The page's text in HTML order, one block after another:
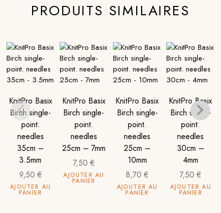
PRODUITS SIMILAIRES
KnitPro Basix
Birch single-
point.
needles
35cm –
3.5mm
9,50 €
AJOUTER AU
PANIER
KnitPro Basix
Birch single-
point.
needles
25cm – 7mm
7,50 €
AJOUTER AU
PANIER
KnitPro Basix
Birch single-
point.
needles
25cm –
10mm
8,70€
AJOUTER AU
PANIER
KnitPro Basix
Birch single-
point.
needles
30cm –
4mm
7,50€
AJOUTER AU
PANIER